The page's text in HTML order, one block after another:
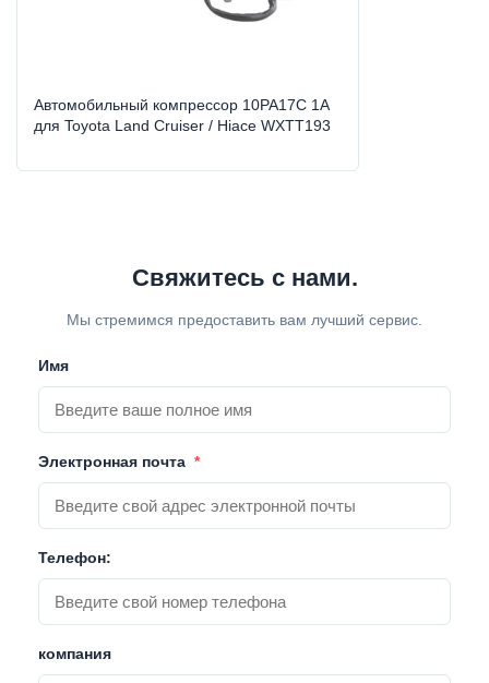
Компрессор Toyota Land Cruiser Auto AC
Автомобильный компрессор 10PA17C 1A
для Toyota Land Cruiser / Hiace WXTT193
Свяжитесь с нами.
Мы стремимся предоставить вам лучший сервис.
Имя
Электронная почта *
Телефон:
компания